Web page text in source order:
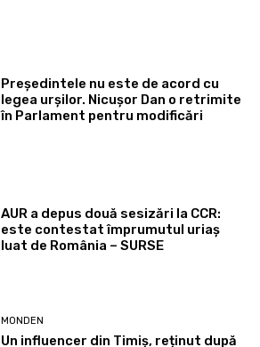
Președintele nu este de acord cu
legea urșilor. Nicușor Dan o retrimite
în Parlament pentru modificări
AUR a depus două sesizări la CCR:
este contestat împrumutul uriaș
luat de România – SURSE
MONDEN
Un influencer din Timiș, reținut după